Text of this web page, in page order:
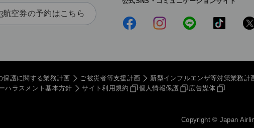
航空券の予約はこちら
保護に関する業務計画 ご被災者等支援計画 新型インフルエンザ等対策業務計
ハラスメント基本方針
サイト利用規約 個人情報保護 広告媒体
Copyright © Japan